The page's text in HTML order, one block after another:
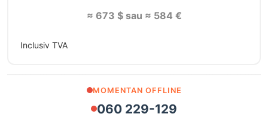
≈ 673 $ sau ≈ 584 €
Inclusiv TVA
MOMENTAN OFFLINE
060 229-129